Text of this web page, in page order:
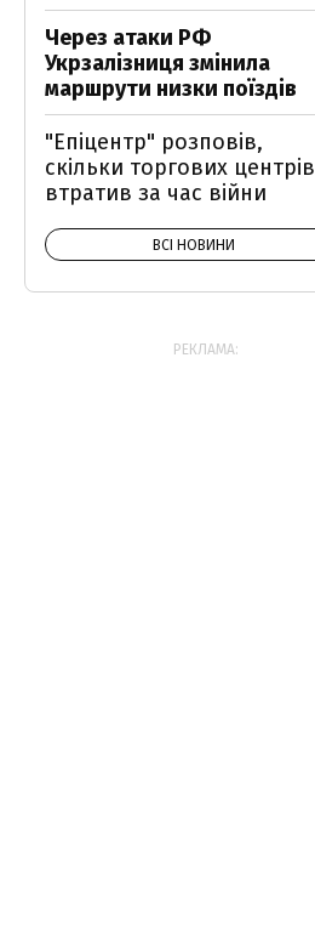
Через атаки РФ
Укрзалізниця змінила
маршрути низки поїздів
"Епіцентр" розповів,
скільки торгових центрів
втратив за час війни
ВСІ НОВИНИ
РЕКЛАМА: